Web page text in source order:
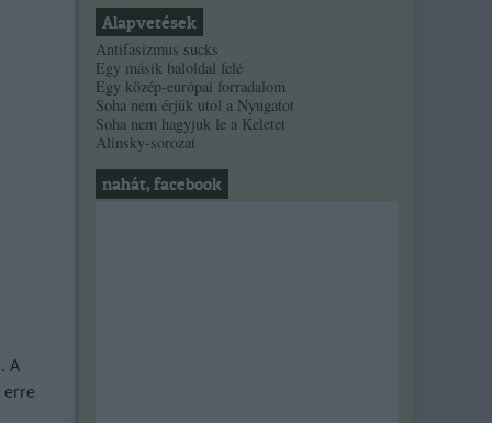
A
erre
Alapvetések
Antifasizmus sucks
Egy másik baloldal felé
Egy közép-európai forradalom
Soha nem érjük utol a Nyugatot
Soha nem hagyjuk le a Keletet
Alinsky-sorozat
nahát, facebook